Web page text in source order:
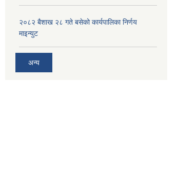
२०८२ बैशाख २८ गते बसेको कार्यपालिका निर्णय
माइन्युट
अन्य